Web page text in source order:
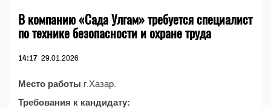
В компанию «Сада Улгам» требуется специалист
по технике безопасности и охране труда
14:17 29.01.2026
Место работы г.Хазар.
Требования к кандидату: